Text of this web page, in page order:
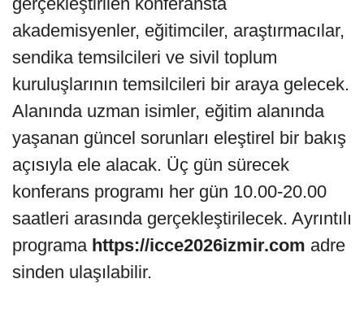
akademisyenler, eğitimciler, araştırmacılar,
sendika temsilcileri ve sivil toplum
kuruluşlarının temsilcileri bir araya gelecek.
Alanında uzman isimler, eğitim alanında
yaşanan güncel sorunları eleştirel bir bakış
açısıyla ele alacak. Üç gün sürecek
konferans programı her gün 10.00-20.00
saatleri arasında gerçekleştirilecek. Ayrıntılı
programa https://icce2026izmir.com adre
sinden ulaşılabilir.